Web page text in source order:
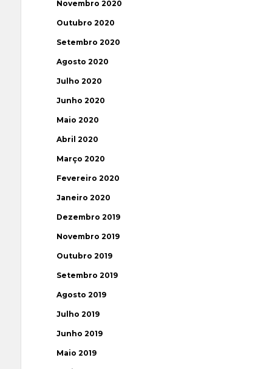
Novembro 2020
Outubro 2020
Setembro 2020
Agosto 2020
Julho 2020
Junho 2020
Maio 2020
Abril 2020
Março 2020
Fevereiro 2020
Janeiro 2020
Dezembro 2019
Novembro 2019
Outubro 2019
Setembro 2019
Agosto 2019
Julho 2019
Junho 2019
Maio 2019